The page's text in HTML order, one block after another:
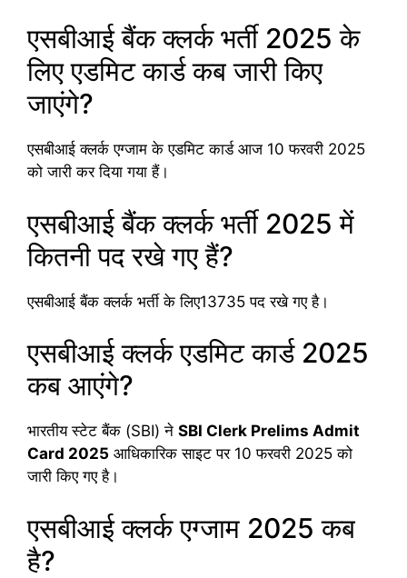
एसबीआई बैंक क्लर्क भर्ती 2025 के
लिए एडमिट कार्ड कब जारी किए
जाएंगे?
एसबीआई क्लर्क एग्जाम के एडमिट कार्ड आज 10 फरवरी 2025
को जारी कर दिया गया हैं।
एसबीआई बैंक क्लर्क भर्ती 2025 में
कितनी पद रखे गए हैं?
एसबीआई बैंक क्लर्क भर्ती के लिए13735 पद रखे गए है।
एसबीआई क्लर्क एडमिट कार्ड 2025
कब आएंगे?
भारतीय स्टेट बैंक (SBI) ने SBI Clerk Prelims Admit
Card 2025 आधिकारिक साइट पर 10 फरवरी 2025 को
जारी किए गए है।
एसबीआई क्लर्क एग्जाम 2025 कब
है?